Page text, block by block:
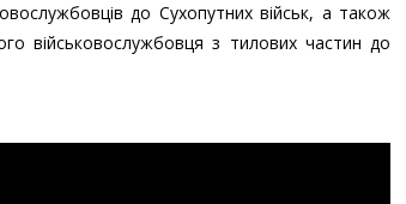
до Сухопутних військ, а також
військовослужбовця з тилових частин до